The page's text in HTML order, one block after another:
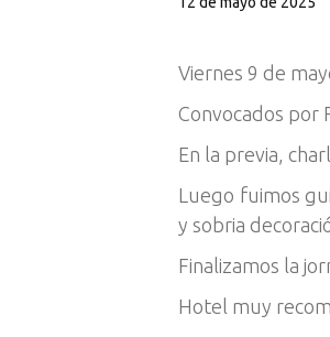
Viernes 9 de
Convocados por
En la previa,
Luego fuimos
y sobria
Finalizamos la
Hotel muy